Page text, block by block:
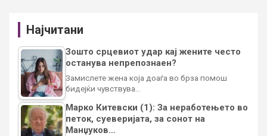
Најчитани
Зошто срцевиот удар кај жените често
останува непрепознаен?
Замислете жена која доаѓа во брза помош
бидејќи чувствува…
Марко Китевски (1): За неработењето во
петок, суеверијата, за сонот на
Манџуков…